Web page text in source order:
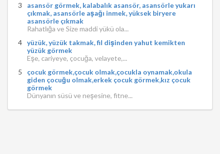
asansör görmek, kalabalık asansör, asansörle yukarı
çıkmak, asansörle aşağı inmek, yüksek biryere
asansörle çıkmak
Rahatlığa ve Size maddi yükü ola...
yüzük, yüzük takmak, fil dişinden yahut kemikten
yüzük görmek
Eşe, cariyeye, çocuğa, velayete,...
çocuk görmek,çocuk olmak,çocukla oynamak,okula
giden çocuğu olmak,erkek çocuk görmek,kız çocuk
görmek
Dünyanın süsü ve neşesine, fitne...